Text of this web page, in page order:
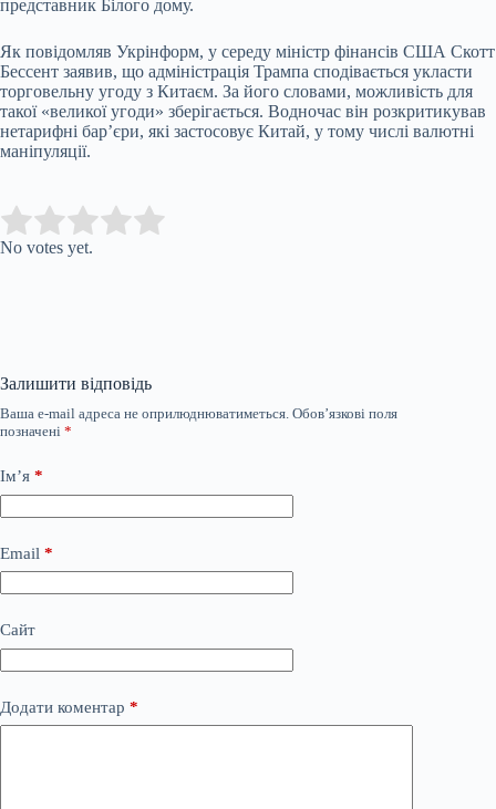
представник Білого дому.
Як повідомляв Укрінформ, у середу міністр фінансів США Скотт
Бессент заявив, що адміністрація Трампа сподівається укласти
торговельну угоду з Китаєм. За його словами, можливість для
такої «великої угоди» зберігається. Водночас він розкритикував
нетарифні бар’єри, які застосовує Китай, у тому числі валютні
маніпуляції.
Rate this item:
No votes yet.
Залишити відповідь
Ваша e-mail адреса не оприлюднюватиметься. Обов’язкові поля
позначені *
Ім’я *
Email *
Сайт
Додати коментар *